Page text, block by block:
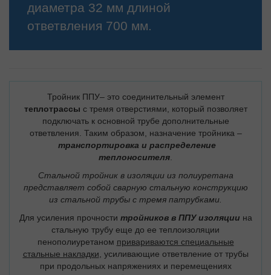
диаметра 32 мм длиной
ответвления 700 мм.
Тройник ППУ– это соединительный элемент
теплотрассы с тремя отверстиями, который позволяет
подключать к основной трубе дополнительные
ответвления. Таким образом, назначение тройника –
транспортировка и распределение
теплоносителя
Стальной тройник в изоляции из полиуретана
представляет собой сварную стальную конструкцию
из стальной трубы с тремя патрубками.
Для усиления прочности тройников в ППУ изоляции на
стальную трубу еще до ее теплоизоляции
пенополиуретаном привариваются специальные
стальные накладки , усиливающие ответвление от трубы
при продольных напряжениях и перемещениях